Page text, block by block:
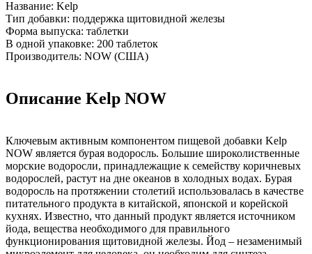
Название: Kelp
Тип добавки: поддержка щитовидной железы
Форма выпуска: таблетки
В одной упаковке: 200 таблеток
Производитель: NOW (США)
Описание Kelp NOW
Ключевым активным компонентом пищевой добавки Kelp
NOW является бурая водоросль. Большие широколиственные
морские водоросли, принадлежащие к семейству коричневых
водорослей, растут на дне океанов в холодных водах. Бурая
водоросль на протяжении столетий использовалась в качестве
питательного продукта в китайской, японской и корейской
кухнях. Известно, что данный продукт является источником
йода, вещества необходимого для правильного
функционирования щитовидной железы. Йод – незаменимый